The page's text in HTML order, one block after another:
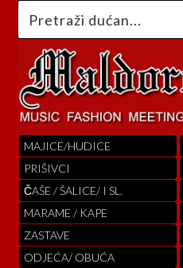
MAJICE/HUDICE
PRIŠIVCI
ČAŠE / ŠALICE/ I SL.
MARAME / KAPE
ZASTAVE
ODJEĆA/ OBUĆA